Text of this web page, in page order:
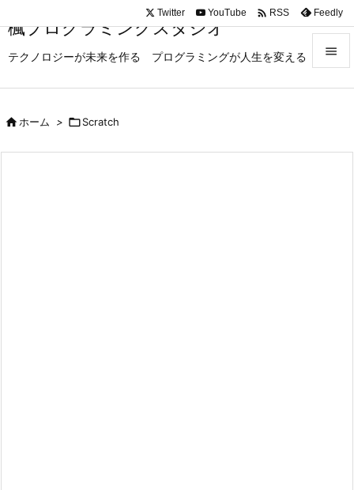
楓プログラミングスタジオ
テクノロジーが未来を作る プログラミングが人生を変える 

Twitter YouTube  RSS Feedly
ホーム > Scratch